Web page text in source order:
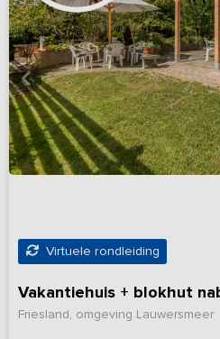
Virtuele rondleiding
Vakantiehuis + blokhut
Friesland, omgeving Lauwersmeer